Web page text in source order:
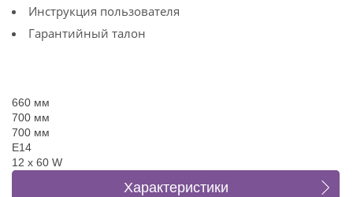
Инструкция пользователя
Гарантийный талон
660 мм
700 мм
700 мм
E14
12 x 60 W
Характеристики
Отзывы